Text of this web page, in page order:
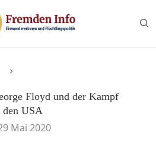
Floyd und der Kampf
USA
Mai 2020